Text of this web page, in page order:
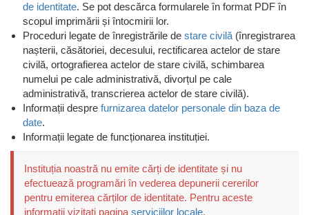
de identitate. Se pot descărca formularele în format PDF în
scopul imprimării și întocmirii lor.
Proceduri legate de înregistrările de stare civilă (înregistrarea
nașterii, căsătoriei, decesului, rectificarea actelor de stare
civilă, ortografierea actelor de stare civilă, schimbarea
numelui pe cale administrativă, divorțul pe cale
administrativă, transcrierea actelor de stare civilă).
Informații despre furnizarea datelor personale din baza de
date.
Informații legate de funcționarea instituției.
Instituția noastră nu emite cărți de identitate și nu
efectuează programări în vederea depunerii cererilor
pentru emiterea cărților de identitate. Pentru aceste
informații vizitați pagina serviciilor locale.